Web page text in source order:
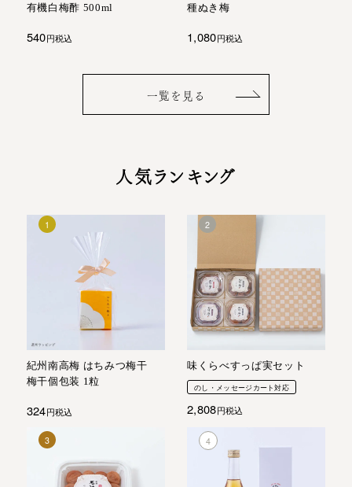
有機白梅酢 500ml
540 税込
種ぬき梅
1,080 税込
一覧を見る
人気ランキング
紀州南高梅 はちみつ梅干
梅干個包装 1粒
324 税込
味くらべすっぱ実セット
のし・メッセージカート対応
2,808 税込